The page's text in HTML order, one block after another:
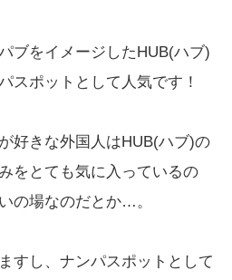
ブをイメージしたHUB(ハブ)
スポットとして人気です！
好きな外国人はHUB(ハブ)の
をとても気に入っているの
の場なのだとか…。
すし、ナンパスポットとして